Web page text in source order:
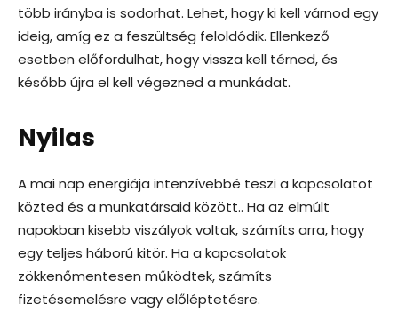
több irányba is sodorhat. Lehet, hogy ki kell várnod egy
ideig, amíg ez a feszültség feloldódik. Ellenkező
esetben előfordulhat, hogy vissza kell térned, és
később újra el kell végezned a munkádat.
Nyilas
A mai nap energiája intenzívebbé teszi a kapcsolatot
közted és a munkatársaid között.. Ha az elmúlt
napokban kisebb viszályok voltak, számíts arra, hogy
egy teljes háború kitör. Ha a kapcsolatok
zökkenőmentesen működtek, számíts
fizetésemelésre vagy előléptetésre.